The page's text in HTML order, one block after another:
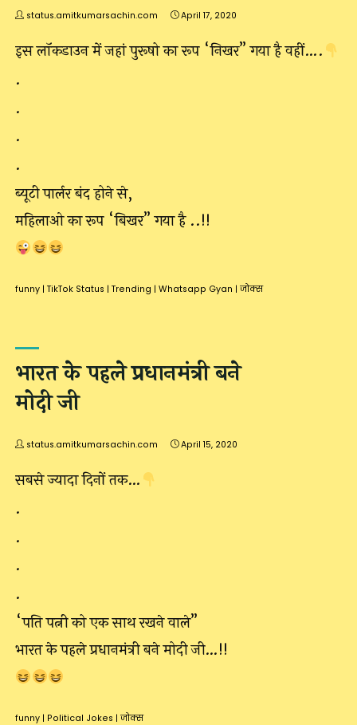
status.amitkumarsachin.com April 17, 2020
इस लॉकडाउन में जहां पुरूषो का रूप “निखर” गया है वहीं….
.
.
.
.
ब्यूटी पार्लर बंद होने से,
महिलाओ का रूप “बिखर” गया है ..!!
funny | TikTok Status | Trending | Whatsapp Gyan | जोक्स
भारत के पहले प्रधानमंत्री बने
मोदी जी
status.amitkumarsachin.com April 15, 2020
सबसे ज्यादा दिनों तक…
.
.
.
.
“पति पत्नी को एक साथ रखने वाले”
भारत के पहले प्रधानमंत्री बने मोदी जी…!!
funny | Political Jokes | जोक्स